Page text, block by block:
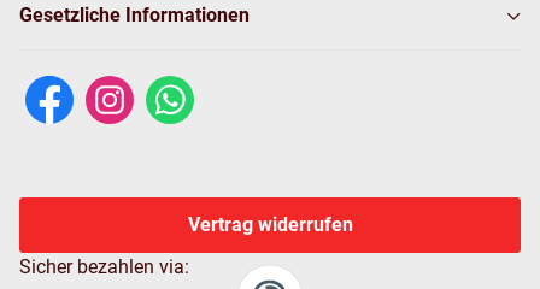
Gesetzliche Informationen
Vertrag widerrufen
Sicher bezahlen via: